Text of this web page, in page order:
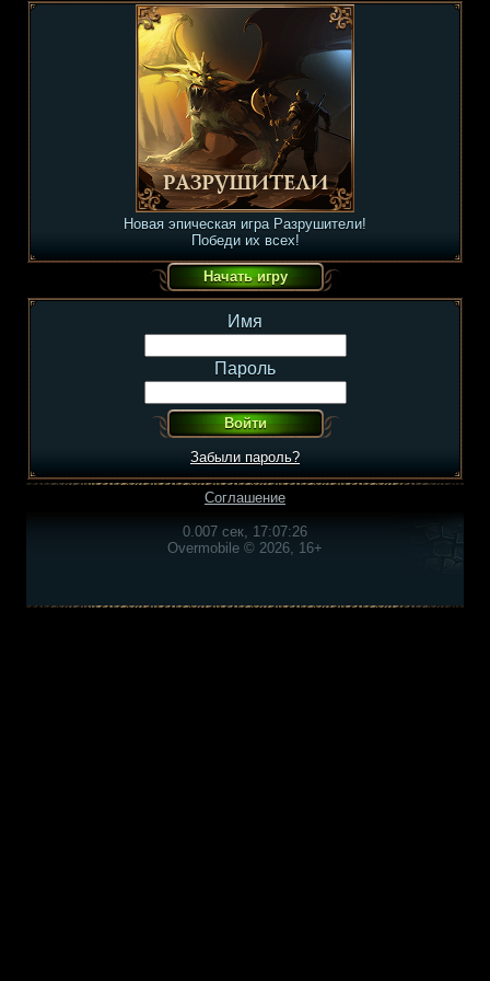
Новая эпическая игра Разрушители!
Победи их всех!
Имя
Пароль
Забыли пароль?
Соглашение
0.007 сек, 17:07:26
Overmobile © 2026, 16+